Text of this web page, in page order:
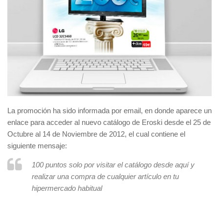
La promoción ha sido informada por email, en donde aparece un
enlace para acceder al nuevo catálogo de Eroski desde el 25 de
Octubre al 14 de Noviembre de 2012, el cual contiene el
siguiente mensaje:
100 puntos solo por visitar el catálogo desde aquí y
realizar una compra de cualquier artículo en tu
hipermercado habitual